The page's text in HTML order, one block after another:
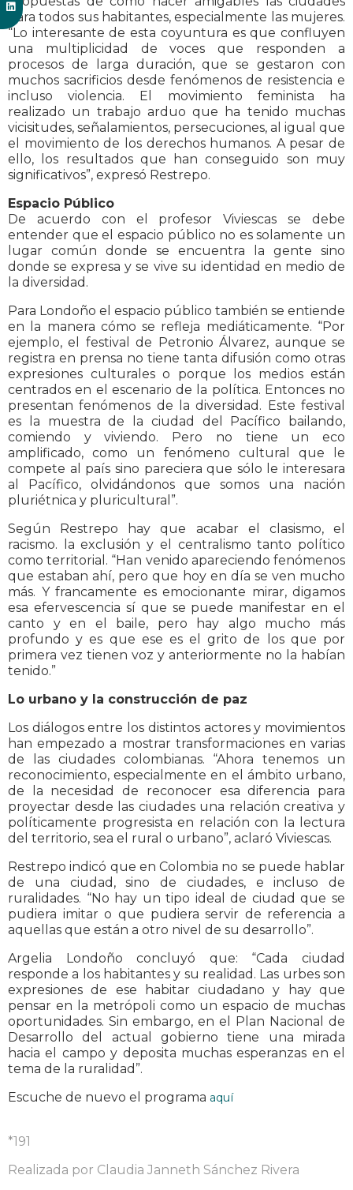
para todos sus habitantes, especialmente las mujeres.
“Lo interesante de esta coyuntura es que confluyen
una multiplicidad de voces que responden a
procesos de larga duración, que se gestaron con
muchos sacrificios desde fenómenos de resistencia e
incluso violencia. El movimiento feminista ha
realizado un trabajo arduo que ha tenido muchas
vicisitudes, señalamientos, persecuciones, al igual que
el movimiento de los derechos humanos. A pesar de
ello, los resultados que han conseguido son muy
significativos”, expresó Restrepo.
Espacio Público
De acuerdo con el profesor Viviescas se debe
entender que el espacio público no es solamente un
lugar común donde se encuentra la gente sino
donde se expresa y se vive su identidad en medio de
la diversidad.
Para Londoño el espacio público también se entiende
en la manera cómo se refleja mediáticamente. “Por
ejemplo, el festival de Petronio Álvarez, aunque se
registra en prensa no tiene tanta difusión como otras
expresiones culturales o porque los medios están
centrados en el escenario de la política. Entonces no
presentan fenómenos de la diversidad. Este festival
es la muestra de la ciudad del Pacífico bailando,
comiendo y viviendo. Pero no tiene un eco
amplificado, como un fenómeno cultural que le
compete al país sino pareciera que sólo le interesara
al Pacífico, olvidándonos que somos una nación
pluriétnica y pluricultural”.
Según Restrepo hay que acabar el clasismo, el
racismo. la exclusión y el centralismo tanto político
como territorial. “Han venido apareciendo fenómenos
que estaban ahí, pero que hoy en día se ven mucho
más. Y francamente es emocionante mirar, digamos
esa efervescencia sí que se puede manifestar en el
canto y en el baile, pero hay algo mucho más
profundo y es que ese es el grito de los que por
primera vez tienen voz y anteriormente no la habían
tenido.”
Lo urbano y la construcción de paz
Los diálogos entre los distintos actores y movimientos
han empezado a mostrar transformaciones en varias
de las ciudades colombianas. “Ahora tenemos un
reconocimiento, especialmente en el ámbito urbano,
de la necesidad de reconocer esa diferencia para
proyectar desde las ciudades una relación creativa y
políticamente progresista en relación con la lectura
del territorio, sea el rural o urbano”, aclaró Viviescas.
Restrepo indicó que en Colombia no se puede hablar
de una ciudad, sino de ciudades, e incluso de
ruralidades. “No hay un tipo ideal de ciudad que se
pudiera imitar o que pudiera servir de referencia a
aquellas que están a otro nivel de su desarrollo”.
Argelia Londoño concluyó que: “Cada ciudad
responde a los habitantes y su realidad. Las urbes son
expresiones de ese habitar ciudadano y hay que
pensar en la metrópoli como un espacio de muchas
oportunidades. Sin embargo, en el Plan Nacional de
Desarrollo del actual gobierno tiene una mirada
hacia el campo y deposita muchas esperanzas en el
tema de la ruralidad”.
Escuche de nuevo el programa aquí
*191
Realizada por Claudia Janneth Sánchez Rivera